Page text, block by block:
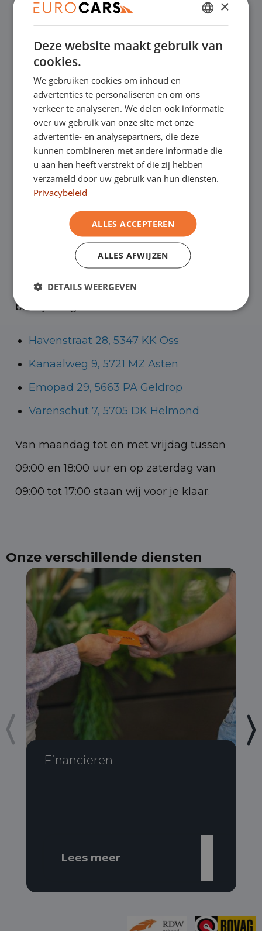
Online kopen, niet goed geld terug
Financial lease – Soepele acceptatie
Gratis thuisbezorgd bij online aankoop
Onze showrooms
Je bent van harte welkom in een van onze
showrooms om de occasions te bekijken –
en natuurlijk voor een lekkere kop koffie!
kunt in Asten terecht voor onze
bedrijfswagens en in Oss, Geldrop en
Helmond voor zowel personenauto’s als
bedrijfswagens.
Havenstraat 28, 5347 KK Oss
Kanaalweg 9, 5721 MZ Asten
Emopad 29, 5663 PA Geldrop
Varenschut 7, 5705 DK Helmond
Van maandag tot en met vrijdag tussen
09:00 en 18:00 uur en op zaterdag van
09:00 tot 17:00 staan wij voor je klaar.
Onze verschillende diensten
Financieren
Lees meer
DUTCH
ENGLISH
×
Deze website maakt gebruik van
cookies.
We gebruiken cookies om inhoud en
advertenties te personaliseren en om ons
verkeer te analyseren. We delen ook informatie
over uw gebruik van onze site met onze
advertentie- en analysepartners, die deze
kunnen combineren met andere informatie die
u aan hen heeft verstrekt of die zij hebben
verzameld door uw gebruik van hun diensten.
Privacybeleid
ALLES ACCEPTEREN
ALLES AFWIJZEN
DETAILS WEERGEVEN